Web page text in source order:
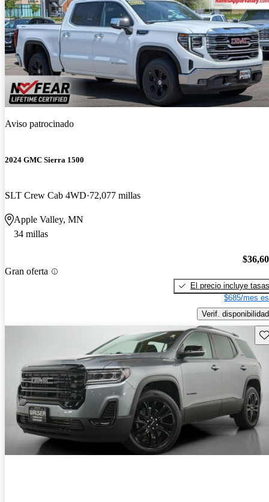
Aviso patrocinado
2024 GMC Sierra 1500
SLT Crew Cab 4WD 72,077 millas
Apple Valley, MN
34 millas
Gran oferta
El precio incluye tasas
$685/mes
Verif. disponibilidad